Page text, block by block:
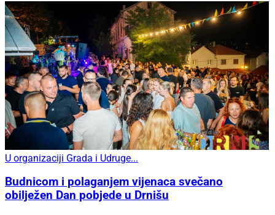
U organizaciji Grada i Udruge...
Budnicom i polaganjem vijenaca svečano
obilježen Dan pobjede u Drnišu